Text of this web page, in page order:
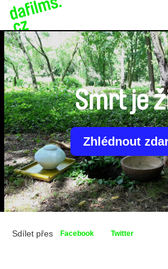
Smrt je
Zhlédnout
Sdílet přes Facebook Twitter